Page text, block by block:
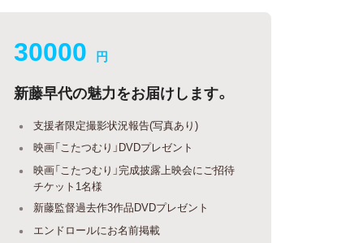
30000 円
新藤早代の魅力をお届けします。
支援者限定撮影状況報告(写真あり)
映画「こたつむり」DVDプレゼント
映画「こたつむり」完成披露上映会にご招待
チケット1名様
新藤監督過去作3作品DVDプレゼント
エンドロールにお名前掲載